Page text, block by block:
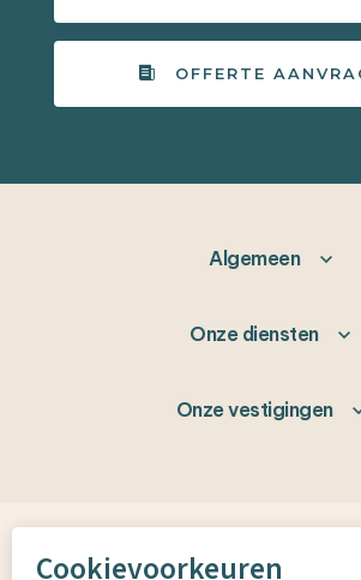
OFFERTE
Algemeen
Onze diensten
Onze vestigingen
© MEUBELS
Cookievoorkeuren